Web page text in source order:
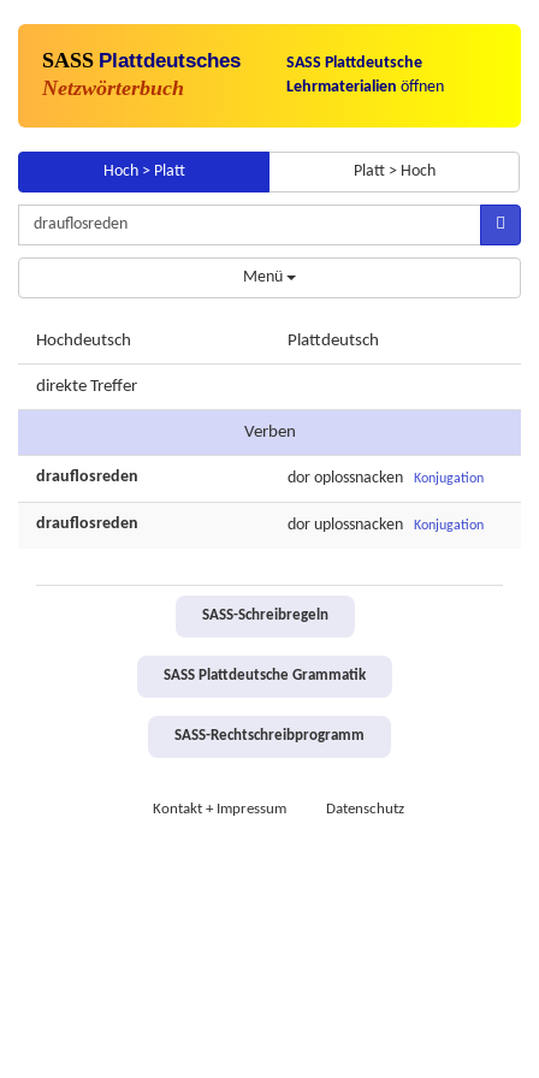
SASS Plattdeutsches
Netzwörterbuch
SASS Plattdeutsche
Lehrmaterialien öffnen
Hoch > Platt Platt > Hoch
Menü
Hochdeutsch Plattdeutsch
direkte Treffer
Verben
drauflosreden dor oplossnacken Konjugation
drauflosreden dor uplossnacken Konjugation
SASS-Schreibregeln
SASS Plattdeutsche Grammatik
SASS-Rechtschreibprogramm
Kontakt + Impressum Datenschutz